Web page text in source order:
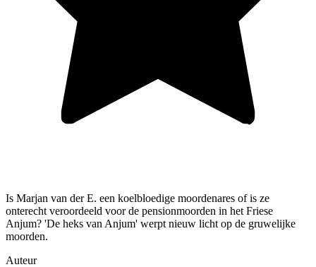
Is Marjan van der E. een koelbloedige moordenares of is ze
onterecht veroordeeld voor de pensionmoorden in het Friese
Anjum? 'De heks van Anjum' werpt nieuw licht op de gruwelijke
moorden.
Auteur